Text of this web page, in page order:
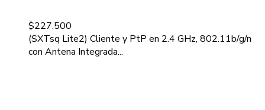
$227.500
(SXTsq Lite2) Cliente y PtP en 2.4 GHz, 802.11b/g/n
con Antena Integrada...